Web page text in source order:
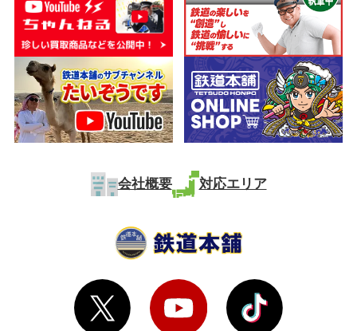
会社概要 対応エリア